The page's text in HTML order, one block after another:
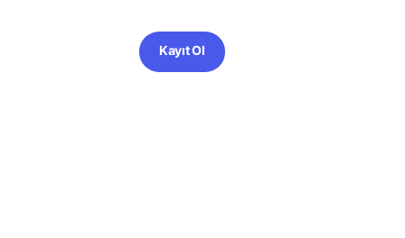
Kayıt Ol